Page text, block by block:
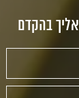
בהקדם